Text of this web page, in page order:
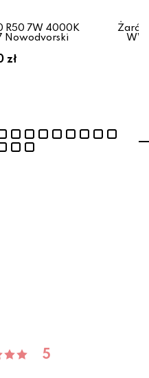
R50 7W 4000K
Nowodvorski
zł
5